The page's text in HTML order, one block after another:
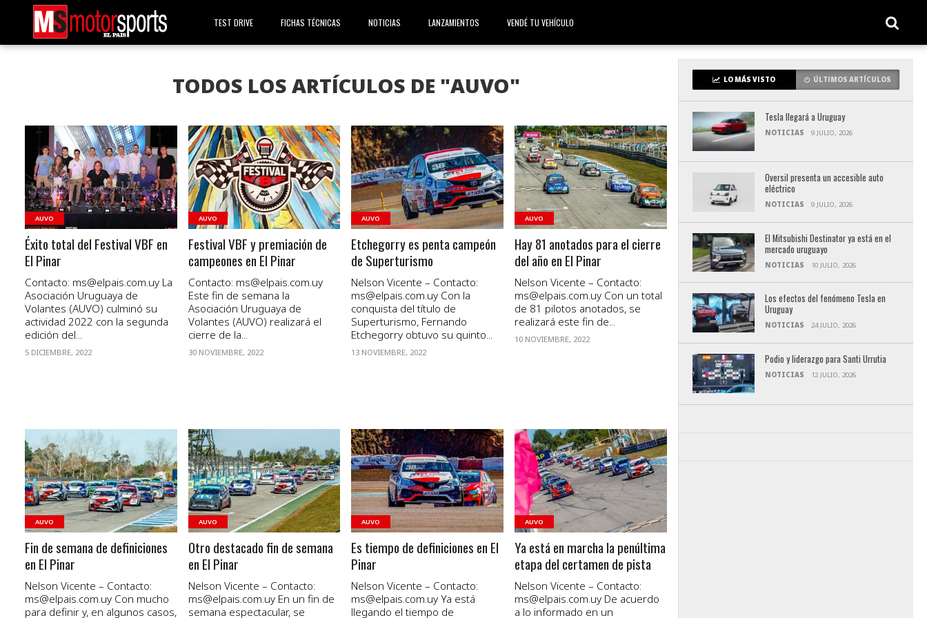
TEST DRIVE FICHAS TÉCNICAS NOTICIAS LANZAMIENTOS VENDÉ TU VEHÍCULO
TODOS LOS ARTÍCULOS DE "AUVO"
VER NOTA
AUVO
Éxito total del Festival VBF en
El Pinar
Contacto: ms@elpais.com.uy La
Asociación Uruguaya de
Volantes (AUVO) culminó su
actividad 2022 con la segunda
edición del...
5 DICIEMBRE, 2022
VER NOTA
AUVO
Festival VBF y premiación de
campeones en El Pinar
Contacto: ms@elpais.com.uy
Este fin de semana la
Asociación Uruguaya de
Volantes (AUVO) realizará el
cierre de la...
30 NOVIEMBRE, 2022
VER NOTA
AUVO
Etchegorry es penta campeón
de Superturismo
Nelson Vicente – Contacto:
ms@elpais.com.uy Con la
conquista del título de
Superturismo, Fernando
Etchegorry obtuvo su quinto...
13 NOVIEMBRE, 2022
VER NOTA
AUVO
Hay 81 anotados para el cierre
del año en El Pinar
Nelson Vicente – Contacto:
ms@elpais.com.uy Con un total
de 81 pilotos anotados, se
realizará este fin de...
10 NOVIEMBRE, 2022
VER NOTA
AUVO
Fin de semana de definiciones
en El Pinar
Nelson Vicente – Contacto:
ms@elpais.com.uy Con mucho
para definir y, en algunos casos,
VER NOTA
AUVO
Otro destacado fin de semana
en El Pinar
Nelson Vicente – Contacto:
ms@elpais.com.uyEn un fin de
semana espectacular, se
VER NOTA
AUVO
Es tiempo de definiciones en El
Pinar
Nelson Vicente – Contacto:
ms@elpais.com.uy Ya está
llegando el tiempo de
VER NOTA
AUVO
Ya está en marcha la penúltima
etapa del certamen de pista
Nelson Vicente – Contacto:
ms@elpais.com.uy De acuerdo
a lo informado en un
LO MÁS VISTO ÚLTIMOS ARTÍCULOS
Tesla llegará a Uruguay
NOTICIAS 9 JULIO, 2026
Oversil presenta un accesible auto
eléctrico
NOTICIAS 9 JULIO, 2026
El Mitsubishi Destinator ya está en el
mercado uruguayo
NOTICIAS 10 JULIO, 2026
Los efectos del fenómeno Tesla en
Uruguay
NOTICIAS 24 JULIO, 2026
Podio y liderazgo para Santi Urrutia
NOTICIAS 12 JULIO, 2026